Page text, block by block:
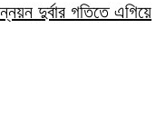
দুর্বার গতিতে এগিয়ে